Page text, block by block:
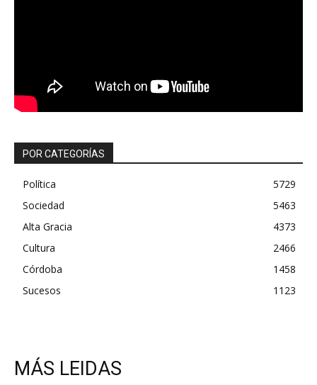
POR CATEGORÍAS
Política
5729
Sociedad
5463
Alta Gracia
4373
Cultura
2466
Córdoba
1458
Sucesos
1123
MÁS LEIDAS